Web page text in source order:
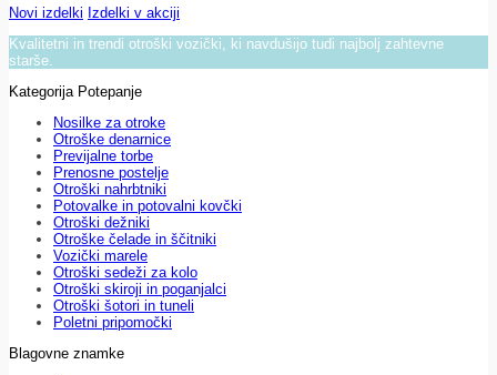
Novi izdelki Izdelki v akciji
Kvalitetni in trendi otroški vozički, ki navdušijo tudi najbolj zahtevne
starše.
Kategorija Potepanje
Nosilke za otroke
Otroške denarnice
Previjalne torbe
Prenosne postelje
Otroški nahrbtniki
Potovalke in potovalni kovčki
Otroški dežniki
Otroške čelade in ščitniki
Vozički marele
Otroški sedeži za kolo
Otroški skiroji in poganjalci
Otroški šotori in tuneli
Poletni pripomočki
Blagovne znamke